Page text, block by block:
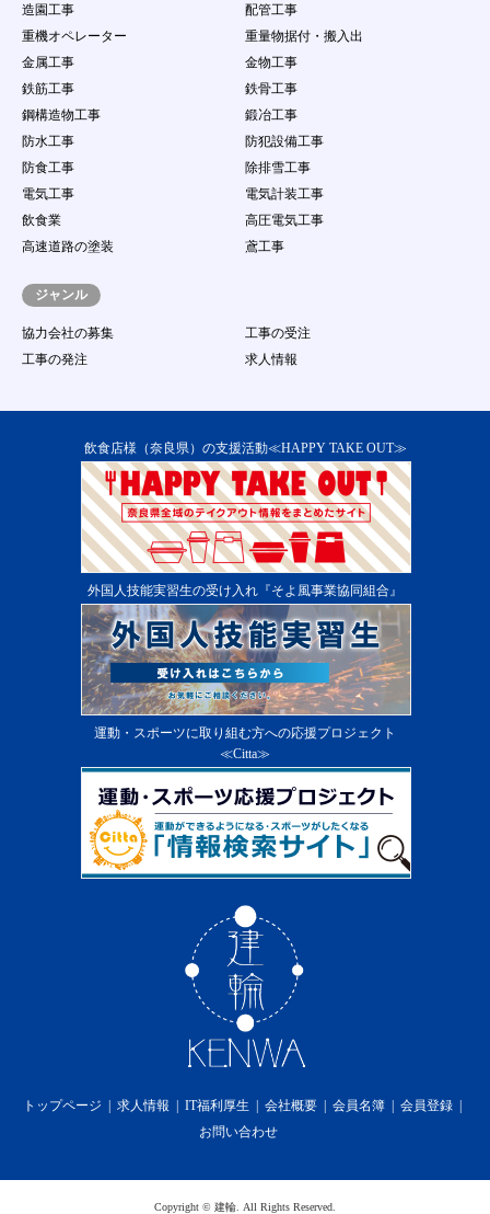
（１３）
当社が、本サービスの運営を妨げるおそれが
あると判断する量のデータ転送、サーバに負
担をかける行為（不正な連続アクセス、ウィ
ルス、ワーム、その他の有害プログラムをサ
ーバーに送信し、または第三者に送信する行
為など）
（１４）
他の会員又は第三者の財産権、プライバシー
権、人格権等を侵害する行為、またはそのお
（１５）
実際に依頼する意思がないのに、企業に対し
（１６）虚偽の情報をサイトに登録、提供し、求人に
（１７）著作権、商標権、プライバシー権、氏名権、
肖像権等の他人の権利を侵害する、またはそ
のおそれのある行為
（１８）その他事務局が不適切であると判断する行為
ビスの提供を一時的に中断することがあります。
本サービス用設備の保守又は工事のため、やむ
を得ない場合
本サービス用設備に障害が発生し、やむを得な
い場合
第一種電気通信事業者又はその他の電気通信事
業者の提供する電気通信役務に起因して電気通
信サービスの利用が不能になった場合
その他運用上又は技術上当社がサービスの一時
中断が必要と判断した場合 ２．当システムの
提供中止に伴う会員又は第三者からの損害賠償
の請求を免れるものとします。
第14条 本サービス提供の終了
当社は、会員に通知の上、会員に対する本サービ
ス及び本サービスの一部を終了することができる
ものとします。
前項の通知は、当社のウェブサイト上での掲示又
は会員への電子メールの送付によるものとし、そ
の通知の効力は第６条の定めによります。
当社は第１項の方法による会員に対する通知の
後、本サービスを終了した場合には、会員に対し
しくはその他の費用の損害又は補償を免れるもの
本サービスの利用料金に関しては無償提供の為、
一切かからないものとします。
第16条 プライバシーポリシーの遵守
当社は、個人情報を適切に保護し、当社のホームペ
す。
ービス提供の中断）及び第14条（本サービス提供
造園工事
配管工事
重機オペレーター
重量物据付・搬入出
金属工事
金物工事
鉄筋工事
鉄骨工事
鋼構造物工事
鍛冶工事
防水工事
防犯設備工事
防食工事
除排雪工事
電気工事
電気計装工事
飲食業
高圧電気工事
高速道路の塗装
鳶工事
ジャンル
協力会社の募集
工事の受注
工事の発注
求人情報
飲食店様（奈良県）の支援活動≪HAPPY TAKE OUT≫
外国人技能実習生の受け入れ『そよ風事業協同組合』
運動・スポーツに取り組む方への応援プロジェクト
≪Citta≫
トップページ 求人情報 IT福利厚生 会社概要 会員名簿
会員登録
お問い合わせ
Copyright © 建輪 . All Rights Reserved.